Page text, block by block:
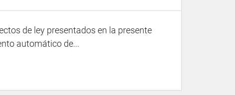
de ley presentados en la presente
automático de...